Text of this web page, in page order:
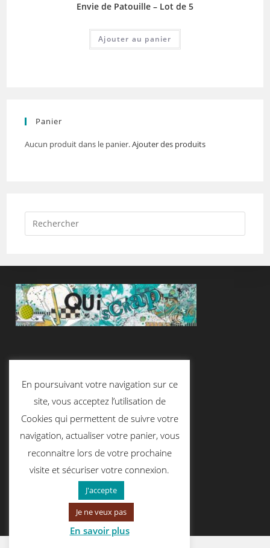
Envie de Patouille – Lot de 5
Ajouter au panier
Panier
Aucun produit dans le panier.Ajouter des produits
Contactez-Nous
contact@quiscrap.fr
En poursuivant votre navigation sur ce
site, vous acceptez l’utilisation de
Cookies qui permettent de suivre votre
navigation, actualiser votre panier, vous
reconnaitre lors de votre prochaine
visite et sécuriser votre connexion.
J'accepte
Je ne veux pas
En savoir plus